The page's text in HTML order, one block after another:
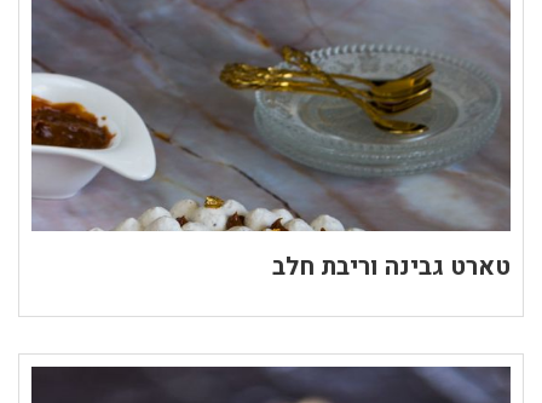
טארט גבינה וריבת חלב